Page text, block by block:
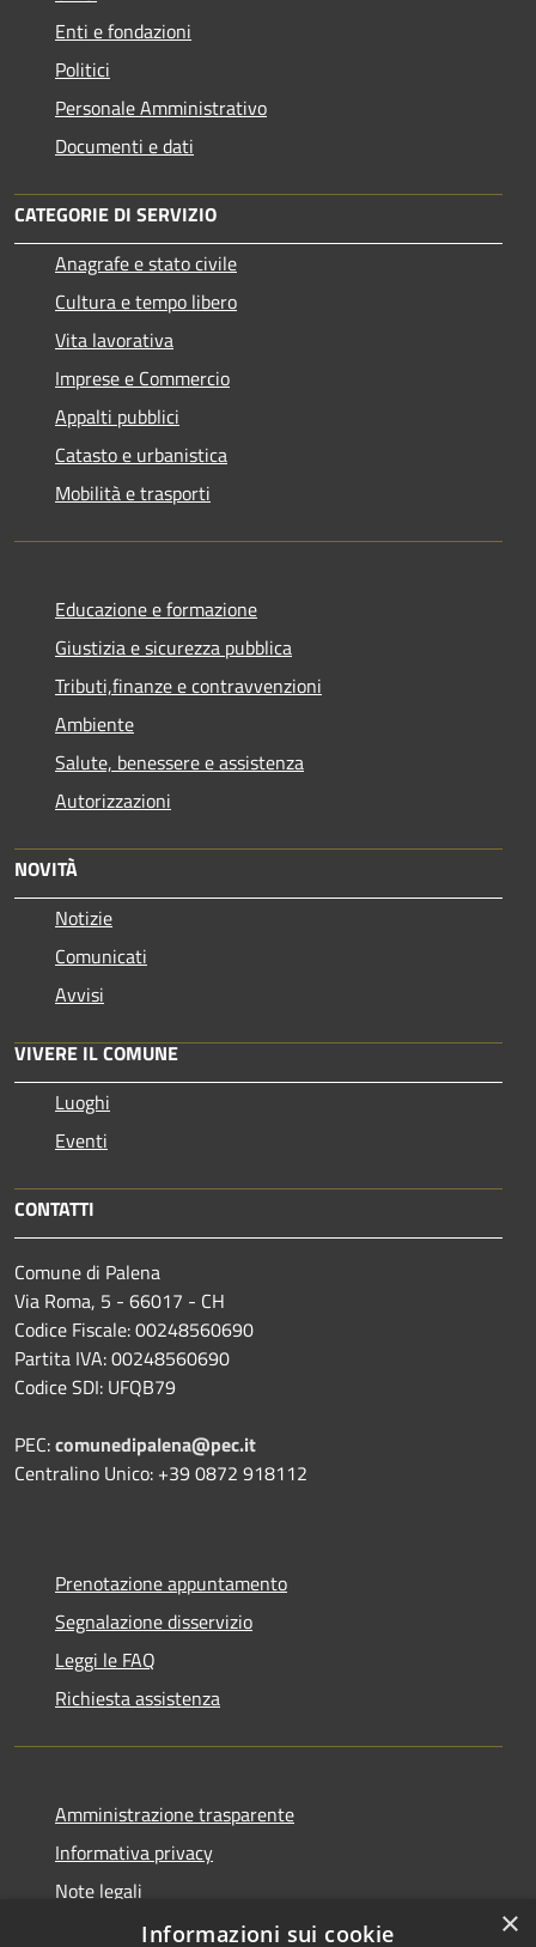
Enti e fondazioni
Politici
Personale Amministrativo
Documenti e dati
CATEGORIE DI SERVIZIO
Anagrafe e stato civile
Cultura e tempo libero
Vita lavorativa
Imprese e Commercio
Appalti pubblici
Catasto e urbanistica
Mobilità e trasporti
Educazione e formazione
Giustizia e sicurezza pubblica
Tributi,finanze e contravvenzioni
Ambiente
Salute, benessere e assistenza
Autorizzazioni
NOVITÀ
Notizie
Comunicati
Avvisi
VIVERE IL COMUNE
Luoghi
Eventi
CONTATTI
Comune di Palena
Via Roma, 5 - 66017 - CH
Codice Fiscale: 00248560690
Partita IVA: 00248560690
Codice SDI: UFQB79
PEC:comunedipalena@pec.it
Centralino Unico: +39 0872 918112
Prenotazione appuntamento
Segnalazione disservizio
Leggi le FAQ
Richiesta assistenza
Amministrazione trasparente
Informativa privacy
Note legali
Dichiarazione di accessibilità
×
Informazioni sui cookie